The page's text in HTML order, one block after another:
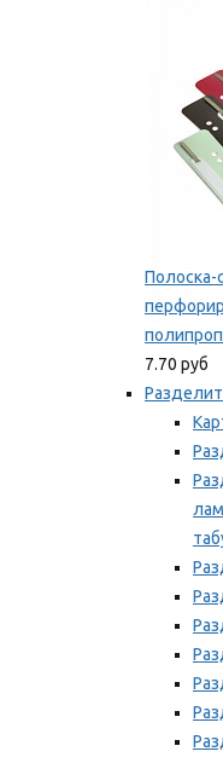
Полоска-
7.70 руб